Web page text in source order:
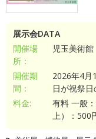
展示会DATA
開催場
所：
児玉美術館
開催期
間：
2026年4月
日が祝祭日
料金:
有料 一般
上）：500